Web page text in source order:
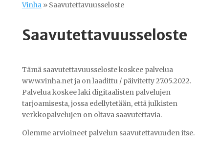
Vinha» Saavutettavuusseloste
Saavutettavuusseloste
Tämä saavutettavuusseloste koskee palvelua
www.vinha.net ja on laadittu / päivitetty 27.05.2022.
Palvelua koskee laki digitaalisten palvelujen
tarjoamisesta, jossa edellytetään, että julkisten
verkkopalvelujen on oltava saavutettavia.
Olemme arvioineet palvelun saavutettavuuden itse.